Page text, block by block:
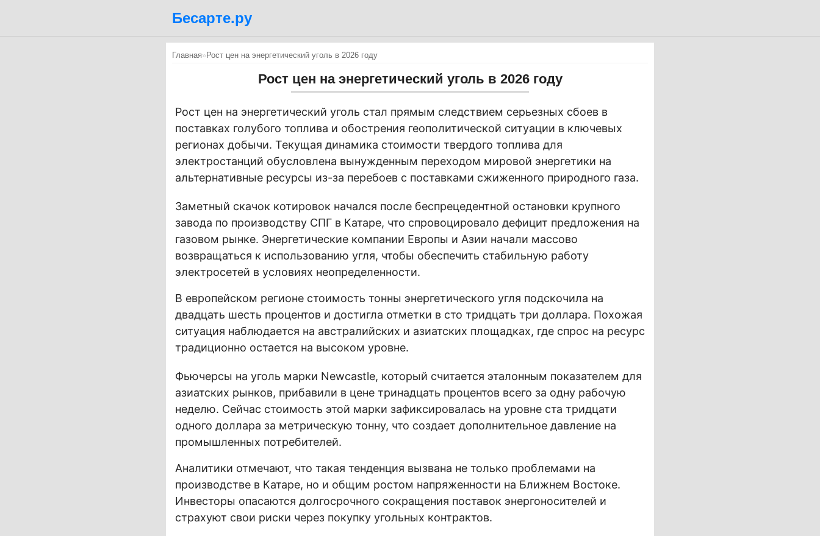
Бесарте.ру
Главная»Рост цен на энергетический уголь в 2026 году
Рост цен на энергетический уголь в 2026 году
Рост цен на энергетический уголь стал прямым следствием серьезных сбоев в
поставках голубого топлива и обострения геополитической ситуации в ключевых
регионах добычи. Текущая динамика стоимости твердого топлива для
электростанций обусловлена вынужденным переходом мировой энергетики на
альтернативные ресурсы из-за перебоев с поставками сжиженного природного газа.
Заметный скачок котировок начался после беспрецедентной остановки крупного
завода по производству СПГ в Катаре, что спровоцировало дефицит предложения на
газовом рынке. Энергетические компании Европы и Азии начали массово
возвращаться к использованию угля, чтобы обеспечить стабильную работу
электросетей в условиях неопределенности.
В европейском регионе стоимость тонны энергетического угля подскочила на
двадцать шесть процентов и достигла отметки в сто тридцать три доллара. Похожая
ситуация наблюдается на австралийских и азиатских площадках, где спрос на ресурс
традиционно остается на высоком уровне.
Фьючерсы на уголь марки Newcastle, который считается эталонным показателем для
азиатских рынков, прибавили в цене тринадцать процентов всего за одну рабочую
неделю. Сейчас стоимость этой марки зафиксировалась на уровне ста тридцати
одного доллара за метрическую тонну, что создает дополнительное давление на
промышленных потребителей.
Аналитики отмечают, что такая тенденция вызвана не только проблемами на
производстве в Катаре, но и общим ростом напряженности на Ближнем Востоке.
Инвесторы опасаются долгосрочного сокращения поставок энергоносителей и
страхуют свои риски через покупку угольных контрактов.